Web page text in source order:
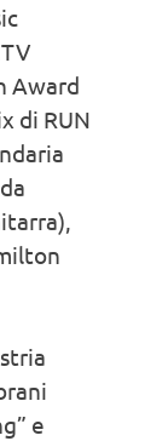
Award
di RUN
e